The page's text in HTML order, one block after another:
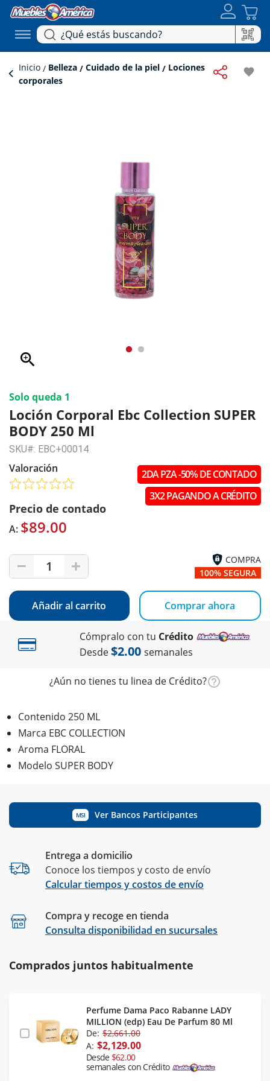
Inicio Belleza Cuidado de la piel Lociones
corporales
favorite
zoom_in
Solo queda 1
Loción Corporal Ebc Collection SUPER
BODY 250 Ml
SKU#: EBC+00014
Valoración
Precio de contado
A: $89.00
1
2DA PZA -50% DE CONTADO
3X2 PAGANDO A CRÉDITO
COMPRA
100% SEGURA
Añadir al carrito Comprar ahora
Cómpralo con tu Crédito
Desde$2.00 semanales
¿Aún no tienes tu linea de Crédito?
Contenido 250 ML
Marca EBC COLLECTION
Aroma FLORAL
Modelo SUPER BODY
MSI Ver Bancos Participantes
Entrega a domicilio
Conoce los tiempos y costo de envío
Calcular tiempos y costos de envío
Compra y recoge en tienda
Consulta disponibilidad en sucursales
Comprados juntos habitualmente
Perfume Dama Paco Rabanne LADY
MILLION (edp) Eau De Parfum 80 Ml
De: $2,661.00
A: $2,129.00
Desde $62.00
semanales con Crédito